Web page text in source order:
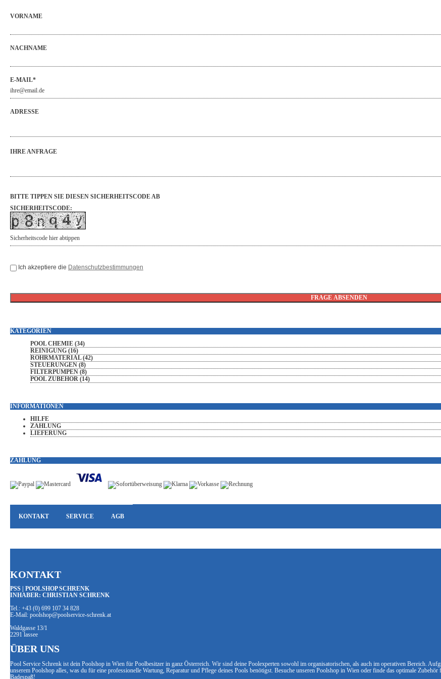
VORNAME
NACHNAME
E-MAIL*
ADRESSE
IHRE ANFRAGE
BITTE TIPPEN SIE DIESEN SICHERHEITSCODE AB
SICHERHEITSCODE:
Ich akzeptiere die Datenschutzbestimmungen
KATEGORIEN
POOL CHEMIE (34)
REINIGUNG (16)
ROHRMATERIAL (42)
STEUERUNGEN (8)
FILTERPUMPEN (8)
POOL ZUBEHÖR (14)
INFORMATIONEN
HILFE
ZAHLUNG
LIEFERUNG
ZAHLUNG
KONTAKT SERVICE AGB
KONTAKT
PSS | POOLSHOP SCHRENK
INHABER: CHRISTIAN SCHRENK
Tel.: +43 (0) 699 107 34 828
E-Mail: poolshop@poolservice-schrenk.at
Waldgasse 13/1
2291 lassee
ÜBER UNS
Pool Service Schrenk ist dein Poolshop in Wien für Poolbesitzer in ganz Österreich. Wir sind deine Poolexperten sowohl im organisatorischen, als auch im operativen Bereich.
unserem Poolshop alles, was du für eine professionelle Wartung, Reparatur und Pflege deines Pools benötigst. Besuche unseren Poolshop in Wien oder finde das optimale
Badespaß!